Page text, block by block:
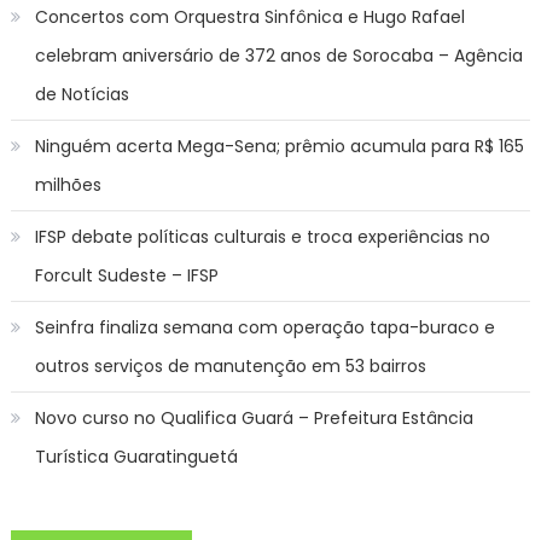
Concertos com Orquestra Sinfônica e Hugo Rafael
celebram aniversário de 372 anos de Sorocaba – Agência
de Notícias
Ninguém acerta Mega-Sena; prêmio acumula para R$ 165
milhões
IFSP debate políticas culturais e troca experiências no
Forcult Sudeste – IFSP
Seinfra finaliza semana com operação tapa-buraco e
outros serviços de manutenção em 53 bairros
Novo curso no Qualifica Guará – Prefeitura Estância
Turística Guaratinguetá